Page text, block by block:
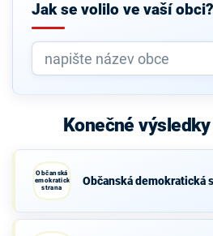
Jak se volilo ve vaší obci?
Konečné
Občanská
demokratická
strana
Občanská demokratická